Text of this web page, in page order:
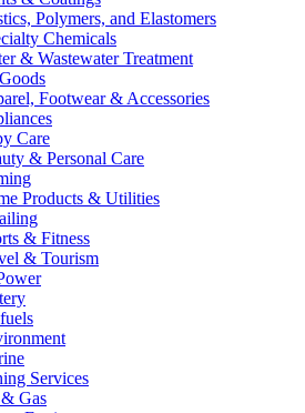
Polymers, and Elastomers
Chemicals
& Wastewater Treatment
Footwear & Accessories
Care
& Personal Care
Products & Utilities
& Fitness
& Tourism
Services
Gas